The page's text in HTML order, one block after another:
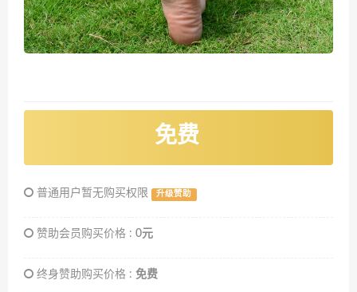
免费
普通用户暂无购买权限 升级赞助
赞助会员购买价格 : 0元
终身赞助购买价格 : 免费